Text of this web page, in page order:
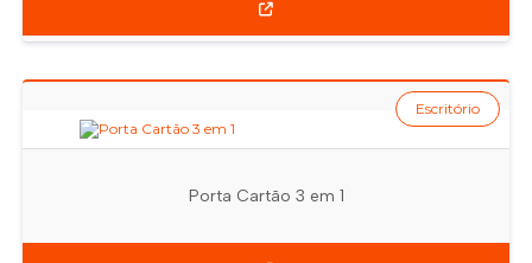
Porta Cartão 3 em 1
Escritório